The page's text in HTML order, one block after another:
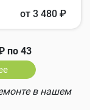
от 3 480 ₽
по 43
в нашем